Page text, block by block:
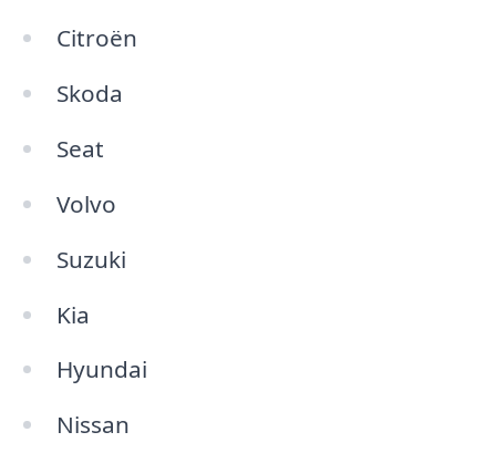
Citroën
Skoda
Seat
Volvo
Suzuki
Kia
Hyundai
Nissan